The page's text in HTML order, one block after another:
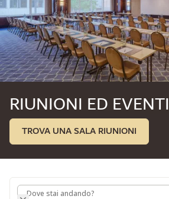
RIUNIONI ED EVENTI
TROVA UNA SALA RIUNIONI
Dove stai andando?
Dove stai andando?